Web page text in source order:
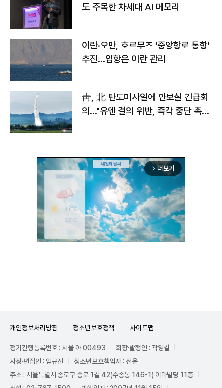
도 주목한 차세대 AI 메모리
이란·오만, 호르무즈 '중앙항로 통항'
추진…입항은 이란 관리
靑, 北 탄도미사일에 안보실 긴급회
의…"유엔 결의 위반, 즉각 중단 촉
arrow_forward_ios 더보기
개인정보처리방침 청소년보호정책 사이트맵
정기간행등록번호 : 서울 아 00493
회장·발행인 : 곽영길
사장·편집인 : 임규진
청소년보호책임자 : 전운
주소 : 서울특별시 종로구 종로 1길 42(수송동 146-1) 이마빌딩 11층